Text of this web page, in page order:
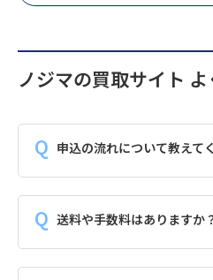
ノジマの買取サイト
申込の流れについて教えて
送料や手数料はありますか